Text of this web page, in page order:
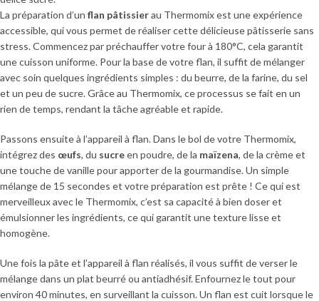
La préparation d’un flan pâtissierau Thermomix est une expérience
accessible, qui vous permet de réaliser cette délicieuse pâtisserie sans
stress. Commencez par préchauffer votre four à 180°C, cela garantit
une cuisson uniforme. Pour la base de votre flan, il suffit de mélanger
avec soin quelques ingrédients simples : du beurre, de la farine, du sel
et un peu de sucre. Grâce au Thermomix, ce processus se fait en un
rien de temps, rendant la tâche agréable et rapide.
Passons ensuite à l’appareil à flan. Dans le bol de votre Thermomix,
intégrez des œufs, du sucreen poudre, de la maïzena, de la crème et
une touche de vanille pour apporter de la gourmandise. Un simple
mélange de 15 secondes et votre préparation est prête ! Ce qui est
merveilleux avec le Thermomix, c’est sa capacité à bien doser et
émulsionner les ingrédients, ce qui garantit une texture lisse et
homogène.
Une fois la pâte et l’appareil à flan réalisés, il vous suffit de verser le
mélange dans un plat beurré ou antiadhésif. Enfournez le tout pour
environ 40 minutes, en surveillant la cuisson. Un flan est cuit lorsque le